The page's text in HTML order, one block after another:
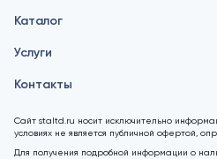
Каталог
Услуги
Контакты
Сайт staltd.ru носит исключительно
условиях не является публичной офертой,
Для получения подробной информации о